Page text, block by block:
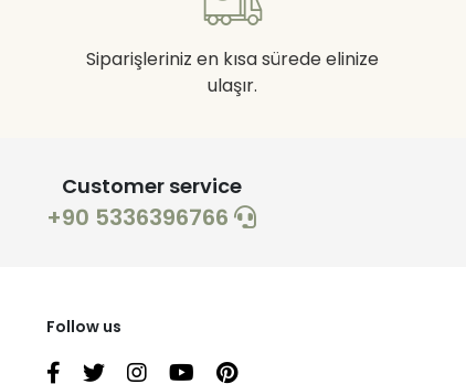
Siparişleriniz en kısa sürede elinize
ulaşır.
Customer service
+90 5336396766
Follow us